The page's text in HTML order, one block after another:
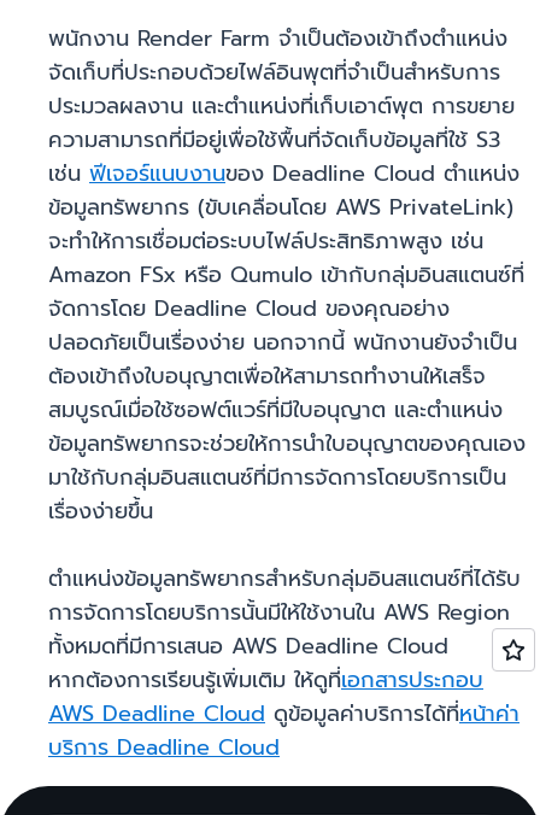
พนักงาน Render Farm จำเป็นต้องเข้าถึงตำแหน่ง
จัดเก็บที่ประกอบด้วยไฟล์อินพุตที่จำเป็นสำหรับการ
ประมวลผลงาน และตำแหน่งที่เก็บเอาต์พุต การขยาย
ความสามารถที่มีอยู่เพื่อใช้พื้นที่จัดเก็บข้อมูลที่ใช้ S3
เช่น ฟีเจอร์แนบงานของ Deadline Cloud ตำแหน่ง
ข้อมูลทรัพยากร (ขับเคลื่อนโดย AWS PrivateLink)
จะทำให้การเชื่อมต่อระบบไฟล์ประสิทธิภาพสูง เช่น
Amazon FSx หรือ Qumulo เข้ากับกลุ่มอินสแตนซ์ที่
จัดการโดย Deadline Cloud ของคุณอย่าง
ปลอดภัยเป็นเรื่องง่าย นอกจากนี้ พนักงานยังจำเป็น
ต้องเข้าถึงใบอนุญาตเพื่อให้สามารถทำงานให้เสร็จ
สมบูรณ์เมื่อใช้ซอฟต์แวร์ที่มีใบอนุญาต และตำแหน่ง
ข้อมูลทรัพยากรจะช่วยให้การนำใบอนุญาตของคุณเอง
มาใช้กับกลุ่มอินสแตนซ์ที่มีการจัดการโดยบริการเป็น
เรื่องง่ายขึ้น
ตำแหน่งข้อมูลทรัพยากรสำหรับกลุ่มอินสแตนซ์ที่ได้รับ
การจัดการโดยบริการนั้นมีให้ใช้งานใน AWS Region
ทั้งหมดที่มีการเสนอ AWS Deadline Cloud
หากต้องการเรียนรู้เพิ่มเติม ให้ดูที่เอกสารประกอบ
AWS Deadline Cloud ดูข้อมูลค่าบริการได้ที่หน้าค่า
บริการ Deadline Cloud